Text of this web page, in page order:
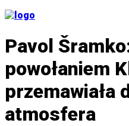
Pavol
powołaniem
przemawiała
atmosfera